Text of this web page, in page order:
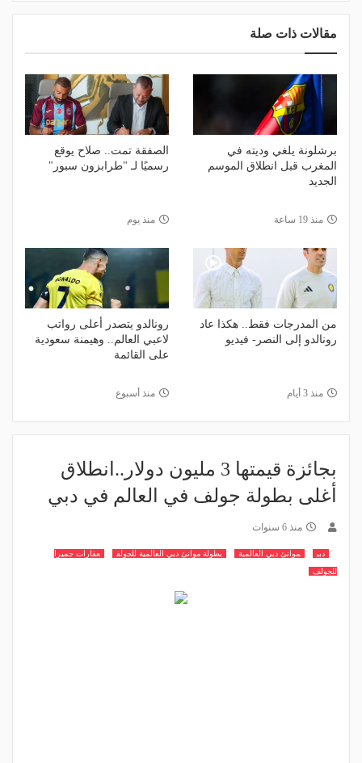
مقالات ذات صلة
برشلونة يلغي وديته في
المغرب قبل انطلاق الموسم
الجديد
منذ 19 ساعة
الصفقة تمت.. صلاح يوقع
رسميًا لـ "طرابزون سبور"
منذ يوم
من المدرجات فقط.. هكذا عاد
رونالدو إلى النصر- فيديو
منذ 3 أيام
رونالدو يتصدر أعلى رواتب
لاعبي العالم.. وهيمنة سعودية
على القائمة
منذ أسبوع
بجائزة قيمتها 3 مليون دولار..انطلاق
أغلى بطولة جولف في العالم في دبي
منذ 6 سنوات
دبي موانئ دبي العالمية بطولة موانئ دبي العالمية للجولف
عقارات جميرا
للجولف